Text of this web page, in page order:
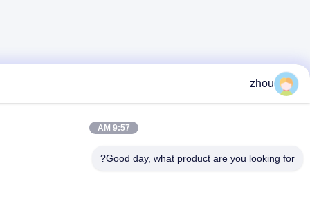
Good day, what product